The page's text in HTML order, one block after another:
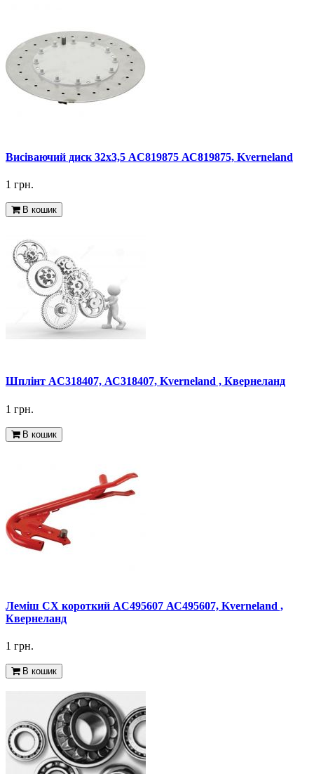
Висіваючий диск 32х3,5 AC819875 АС819875, Kverneland
1 грн.
В кошик
Шплінт AC318407, АС318407, Kverneland , Квернеланд
1 грн.
В кошик
Леміш CX короткий AC495607 АС495607, Kverneland ,
Квернеланд
1 грн.
В кошик